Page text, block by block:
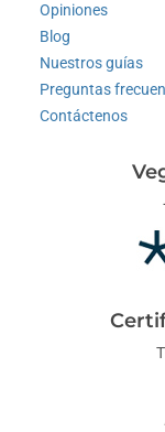
Opiniones
Blog
Nuestros guías
Preguntas
Contáctenos